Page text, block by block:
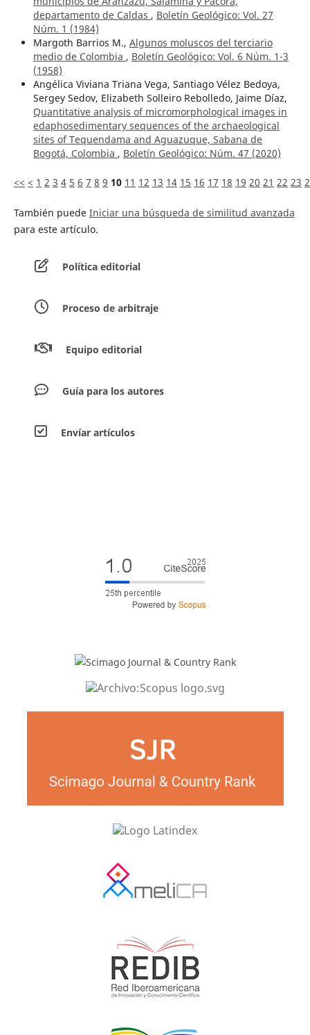
departamento de Caldas , Boletín Geológico: Vol. 27
Núm. 1 (1984)
Margoth Barrios M., Algunos moluscos del terciario
medio de Colombia , Boletín Geológico: Vol. 6 Núm. 1-3
(1958)
Angélica Viviana Triana Vega, Santiago Vélez Bedoya,
Sergey Sedov, Elizabeth Solleiro Rebolledo, Jaime Díaz,
Quantitative analysis of micromorphological images in
edaphosedimentary sequences of the archaeological
sites of Tequendama and Aguazuque, Sabana de
Bogotá, Colombia , Boletín Geológico: Núm. 47 (2020)
<< < 1 2 3 4 5 6 7 8 9 10 11 12 13 14 15 16 17 18 19 20 21 22 23
También puede Iniciar una búsqueda de similitud avanzada
para este artículo.
Política editorial
Proceso de arbitraje
Equipo editorial
Guía para los autores
Envíar artículos